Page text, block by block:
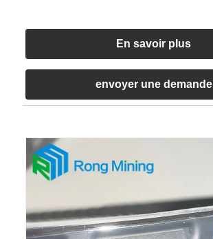
En savoir plus
envoyer une demande